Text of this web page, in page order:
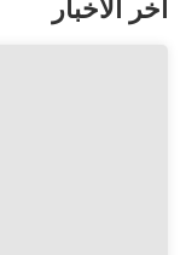
آخر الأخبار